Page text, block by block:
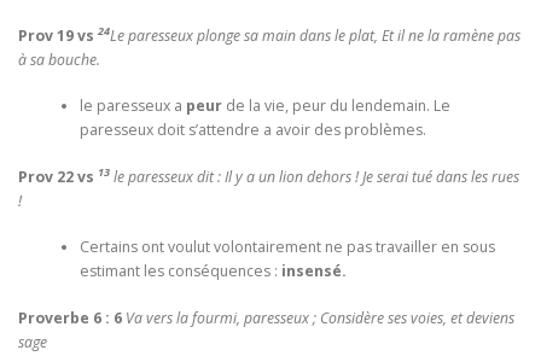
Prov 19 vs 24Le paresseux plonge sa main dans le plat, Et il ne la ramène pas
à sa bouche.
le paresseux a peurde la vie, peur du lendemain. Le
paresseux doit s’attendre a avoir des problèmes.
Prov 22 vs 13 le paresseux dit : Il y a un lion dehors ! Je serai tué dans les rues
!
Certains ont voulut volontairement ne pas travailler en sous
estimant les conséquences : insensé.
Proverbe 6 : 6 Va vers la fourmi, paresseux ; Considère ses voies, et deviens
sage